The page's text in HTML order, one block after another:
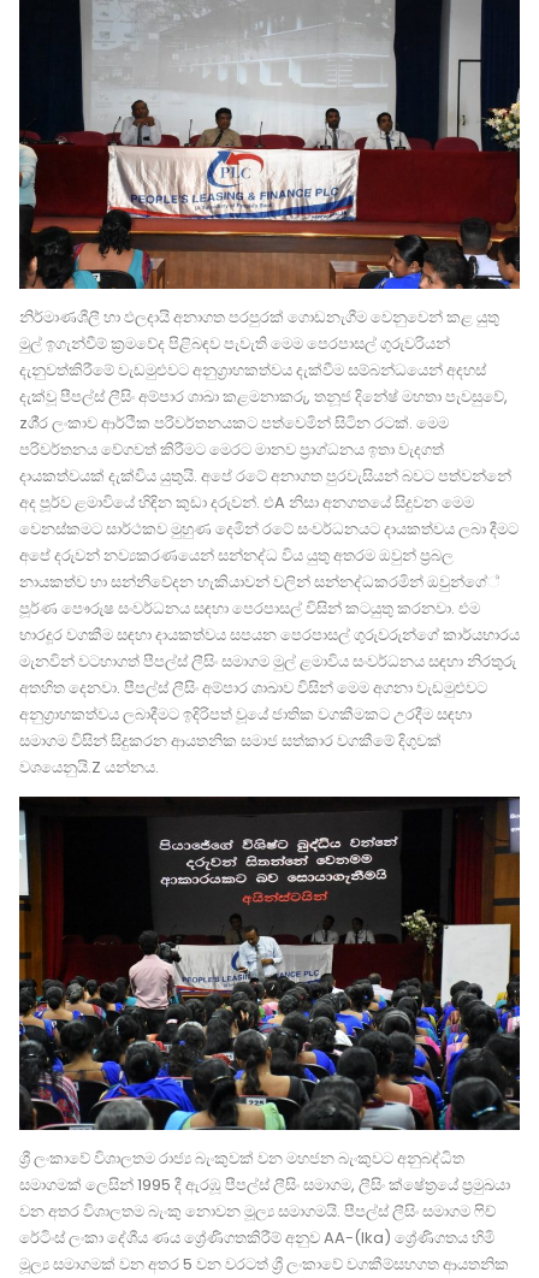
නිර්මාණශීලී හා ඵලදායි අනාගත පරපුරක් ගොඩනැගීම වෙනුවෙන් කළ යුතු
මුල් ඉගැන්වීම් ක්‍රමවේද පිළිබඳව පැවැති මෙම පෙරපාසල් ගුරුවරියන්
දැනුවත්කිරීමේ වැඩමුළුවට අනුග්‍රාහකත්වය දැක්වීම සම්බන්ධයෙන් අදහස්
දැක්වූ පීපල්ස් ලීසිං අම්පාර ශාඛා කළමනාකරු, තනූජ දිනේෂ් මහතා පැවසුවේ,
zශී්‍ර ලංකාව ආර්ථීක පරිවර්තනයකට පත්වෙමින් සිටින රටක්. මෙම
පරිවර්තනය වේගවත් කිරීමට මෙරට මානව ප්‍රාග්ධනය ඉතා වැදගත්
දායකත්වයක් දැක්විය යුතුයි. අපේ රටේ අනාගත පුරවැසියන් බවට පත්වන්නේ
අද පූර්ව ළමාවියේ හිඳින කුඩා දරුවන්. එA නිසා අනගතයේ සිදුවන මෙම
වෙනස්කමට සාර්ථකව මුහුණ දෙමින් රටේ සංවර්ධනයට දායකත්වය ලබා දීමට
අපේ දරුවන් නව්‍යකරණයෙන් සන්නද්ධ විය යුතු අතරම ඔවුන් ප්‍රබල
නායකත්ව හා සන්නිවේදන හැකියාවන් වලින් සන්නද්ධකරමින් ඔවුන්ගේ්
පූර්ණ පෞරුෂ සංවර්ධනය සඳහා පෙරපාසල් විසින් කටයුතු කරනවා. එම
භාරදූර වගකීම සඳහා දායකත්වය සපයන පෙරපාසල් ගුරුවරුන්ගේ කාර්යභාරය
මැනවින් වටහාගත් පීපල්ස් ලීසිං සමාගම මුල් ළමාවිය සංවර්ධනය සඳහා නිරතුරු
අතහිත දෙනවා. පීපල්ස් ලීසිං අම්පාර ශාඛාව විසින් මෙම අගනා වැඩමුළුවට
අනුග්‍රාහකත්වය ලබාදීමට ඉදිරිපත් වූයේ ජාතික වගකීමකට උරදීම සඳහා
සමාගම විසින් සිදුකරන ආයතනික සමාජ සත්කාර වගකීමේ දිගුවක්
වශයෙනුයි.Z යන්නය.
ශ්‍රී ලංකාවේ විශාලතම රාජ්‍ය බැංකුවක් වන මහජන බැංකුවට අනුබද්ධිත
සමාගමක් ලෙසින් 1995 දී ඇරඹූ පීපල්ස් ලීසිං සමාගම, ලීසිං ක්ෂේත්‍රයේ ප්‍රමුඛයා
වන අතර විශාලතම බැංකු නොවන මූල්‍ය සමාගමයි. පීපල්ස් ලීසිං සමාගම ෆිච්
රේටිංස් ලංකා දේශීය ණය ශ්‍රේණිගතකිරීම් අනුව AA-(lka) ශ්‍රේණිගතය හිමි
මූල්‍ය සමාගමක් වන අතර 5 වන වරටත් ශ්‍රී ලංකාවේ වගකීම්සහගත ආයතනික